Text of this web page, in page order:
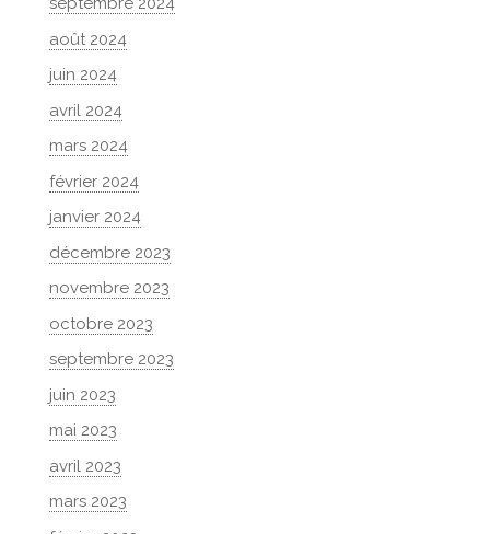
août 2024
juin 2024
avril 2024
mars 2024
février 2024
janvier 2024
décembre 2023
novembre 2023
octobre 2023
septembre 2023
juin 2023
mai 2023
avril 2023
mars 2023